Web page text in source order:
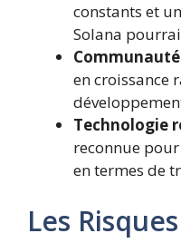
constants et
Solana
en croissance
Technologie
reconnue
en termes de
Les